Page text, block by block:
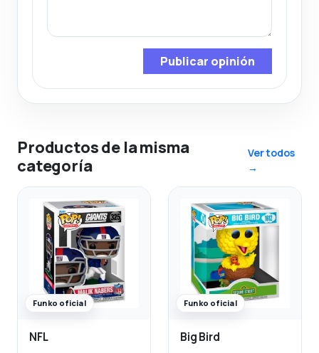
Publicar opinión
Productos de la misma
categoría
Ver todos
→
Funko oficial
NFL
Funko oficial
Big Bird